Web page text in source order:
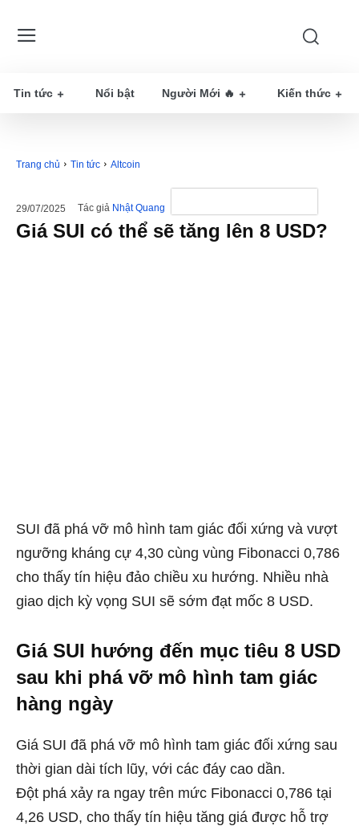
Tin tức Nổi bật Người Mới 🔥 Kiến thức
Trang chủ Tin tức Altcoin
29/07/2025 Tác giả Nhật Quang
Giá SUI có thể sẽ tăng lên 8 USD?
SUI đã phá vỡ mô hình tam giác đối xứng và vượt
ngưỡng kháng cự 4,30 cùng vùng Fibonacci 0,786
cho thấy tín hiệu đảo chiều xu hướng. Nhiều nhà
giao dịch kỳ vọng SUI sẽ sớm đạt mốc 8 USD.
Giá SUI hướng đến mục tiêu 8 USD
sau khi phá vỡ mô hình tam giác
hàng ngày
Giá SUI đã phá vỡ mô hình tam giác đối xứng sau
thời gian dài tích lũy, với các đáy cao dần.
Đột phá xảy ra ngay trên mức Fibonacci 0,786 tại
4,26 USD, cho thấy tín hiệu tăng giá được hỗ trợ